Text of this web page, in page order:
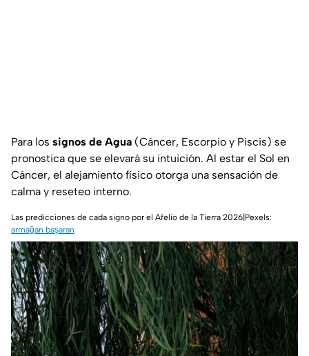
Para los signos de Agua (Cáncer, Escorpio y Piscis) se
pronostica que se elevará su intuición. Al estar el Sol en
Cáncer, el alejamiento físico otorga una sensación de
calma y reseteo interno.
Las predicciones de cada signo por el Afelio de la Tierra 2026|Pexels:
armağan başaran